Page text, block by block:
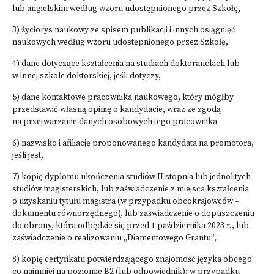
lub angielskim według wzoru udostępnionego przez Szkołę,
3) życiorys naukowy ze spisem publikacji i innych osiągnięć
naukowych według wzoru udostępnionego przez Szkołę,
4) dane dotyczące kształcenia na studiach doktoranckich lub
w innej szkole doktorskiej, jeśli dotyczy,
5) dane kontaktowe pracownika naukowego, który mógłby
przedstawić własną opinię o kandydacie, wraz ze zgodą
na przetwarzanie danych osobowych tego pracownika
6) nazwisko i afiliację proponowanego kandydata na promotora,
jeśli jest,
7) kopię dyplomu ukończenia studiów II stopnia lub jednolitych
studiów magisterskich, lub zaświadczenie z miejsca kształcenia
o uzyskaniu tytułu magistra (w przypadku obcokrajowców –
dokumentu równorzędnego), lub zaświadczenie o dopuszczeniu
do obrony, która odbędzie się przed 1 października 2023 r., lub
zaświadczenie o realizowaniu „Diamentowego Grantu”,
8) kopię certyfikatu potwierdzającego znajomość języka obcego
co najmniej na poziomie B2 (lub odpowiednik); w przypadku